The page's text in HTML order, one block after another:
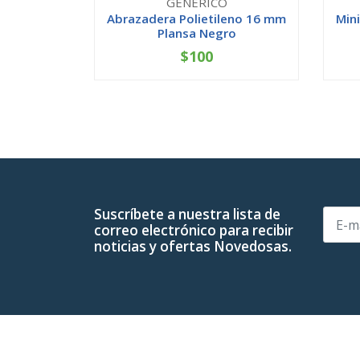
Abrazadera Polietileno 16 mm
Plansa Negro
+
$100
Suscríbete a nuestra lista de
correo electrónico para recibir
noticias y ofertas Novedosas.